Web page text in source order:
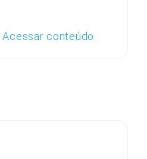
Acessar conteúdo